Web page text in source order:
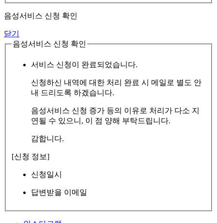
음성서비스 신청 확인
닫기
음성서비스 신청 확인
서비스 신청이 완료되었습니다.
신청하신 내역에 대한 처리 완료 시 메일로 별도 안
내 드리도록 하겠습니다.
음성서비스 신청 증가 등의 이유로 처리가 다소 지
연될 수 있으니, 이 점 양해 부탁드립니다.
감합니다.
[신청 정보]
신청일시
답변받을 이메일